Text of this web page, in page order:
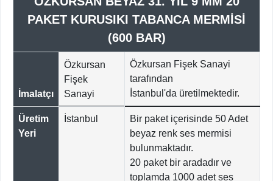
PAKET KURUSIKI TABANCA MERMİSİ
(600 BAR)
İmalatçı
Özkursan
Fişek
Sanayi
Özkursan Fişek Sanayi
tarafından
İstanbul'da üretilmektedir.
Üretim
Yeri
İstanbul
Bir paket içerisinde 50 Adet
beyaz renk ses mermisi
bulunmaktadır.
20 paket bir aradadır ve
toplamda 1000 adet ses